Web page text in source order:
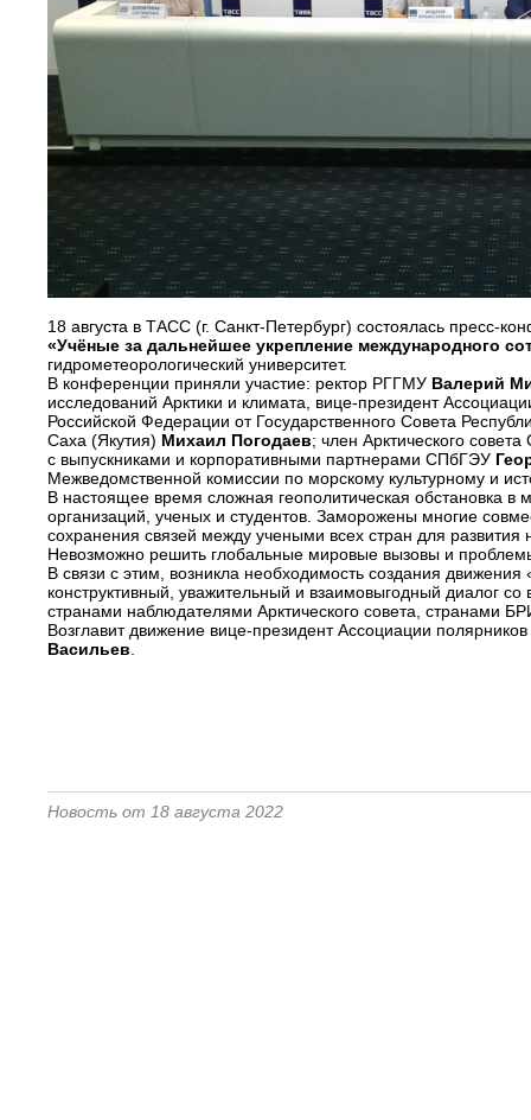
18 августа в ТАСС (г. Санкт-Петербург) состоялась пресс-
«Учёные за дальнейшее укрепление международного
гидрометеорологический университет.
В конференции приняли участие: ректор РГГМУ Валерий
исследований Арктики и климата, вице-президент
Российской Федерации от Государственного Совета
Саха (Якутия) Михаил Погодаев; член Арктического
с выпускниками и корпоративными партнерами СПбГЭУ
Межведомственной комиссии по морскому культурному и
В настоящее время сложная геополитическая обстановка
организаций, ученых и студентов. Заморожены многие
сохранения связей между учеными всех стран для
Невозможно решить глобальные мировые вызовы и
В связи с этим, возникла необходимость создания
конструктивный, уважительный и взаимовыгодный диалог
странами наблюдателями Арктического совета, странами
Возглавит движение вице-президент Ассоциации
Васильев
Новость от 18 августа 2022